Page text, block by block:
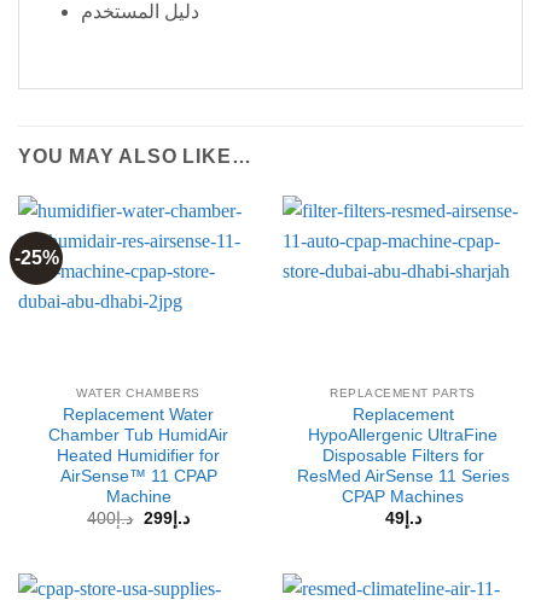
دليل المستخدم
YOU MAY ALSO LIKE…
-25%
WATER CHAMBERS
Replacement Water
Chamber Tub HumidAir
Heated Humidifier for
AirSense™ 11 CPAP
Machine
د.إ400
Original
price
د.إ299
Current
REPLACEMENT PARTS
Replacement
HypoAllergenic UltraFine
Disposable Filters for
ResMed AirSense 11 Series
CPAP Machines
د.إ49